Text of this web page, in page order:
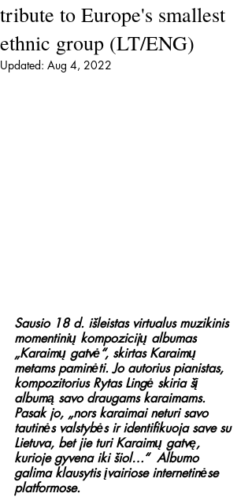
tribute to Europe's smallest
ethnic group (LT/ENG)
Updated: Aug 4, 2022
Sausio 18 d. išleistas virtualus muzikinis
momentinių kompozicijų albumas
„Karaimų gatvė“, skirtas Karaimų
metams paminėti. Jo autorius pianistas,
kompozitorius Rytas Lingė skiria šį
albumą savo draugams karaimams.
Pasak jo, „nors karaimai neturi savo
tautinės valstybės ir identifikuoja save su
Lietuva, bet jie turi Karaimų gatvę,
kurioje gyvena iki šiol…“  Albumo
galima klausytis įvairiose internetinėse
platformose.